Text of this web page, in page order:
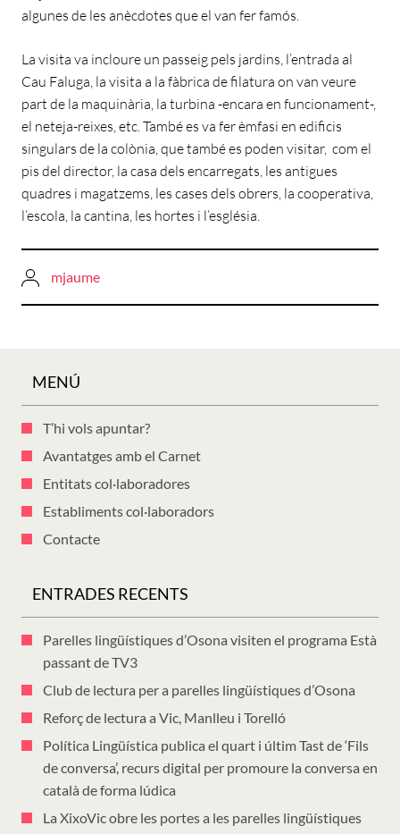
algunes de les anècdotes que el van fer famós.
La visita va incloure un passeig pels jardins, l’entrada al
Cau Faluga, la visita a la fàbrica de filatura on van veure
part de la maquinària, la turbina -encara en funcionament-,
el neteja-reixes, etc. També es va fer èmfasi en edificis
singulars de la colònia, que també es poden visitar, com el
pis del director, la casa dels encarregats, les antigues
quadres i magatzems, les cases dels obrers, la cooperativa,
l’escola, la cantina, les hortes i l’església.
mjaume
MENÚ
T’hi vols apuntar?
Avantatges amb el Carnet
Entitats col·laboradores
Establiments col·laboradors
Contacte
ENTRADES RECENTS
Parelles lingüístiques d’Osona visiten el programa Està
passant de TV3
Club de lectura per a parelles lingüístiques d’Osona
Reforç de lectura a Vic, Manlleu i Torelló
Política Lingüística publica el quart i últim Tast de ‘Fils
de conversa’, recurs digital per promoure la conversa en
català de forma lúdica
La XixoVic obre les portes a les parelles lingüístiques